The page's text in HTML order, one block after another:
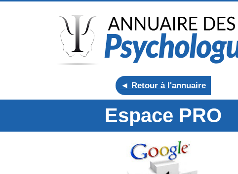
◄ Retour à l'annuaire
Espace PRO